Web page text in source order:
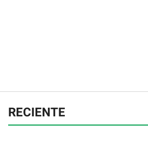
RECIENTE